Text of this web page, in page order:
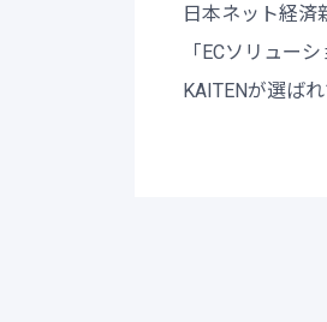
日本ネット経済
「ECソリュー
KAITENが選ばれ